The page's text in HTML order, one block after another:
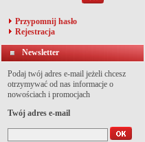
Przypomnij hasło
Rejestracja
Newsletter
Podaj twój adres e-mail jeżeli chcesz
otrzymywać od nas informacje o
nowościach i promocjach
Twój adres e-mail